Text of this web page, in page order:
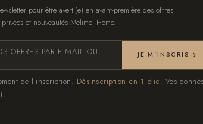
pour être averti(e) en avant-première des offres
et nouveautés Melimel Home.
OFFRES PAR E-MAIL OU JE M'INSCRIS
de l'inscription. Désinscription en 1 clic. Vos